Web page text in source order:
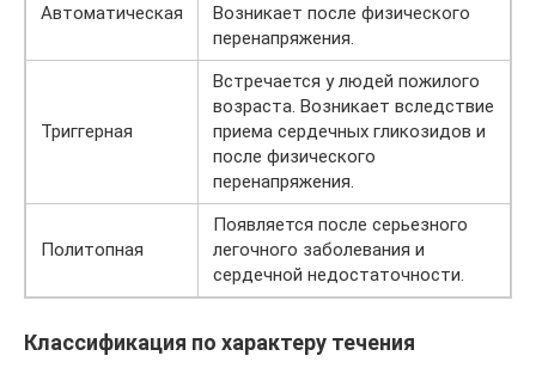
Автоматическая
Возникает после физического
перенапряжения.
Триггерная
Встречается у людей пожилого
возраста. Возникает вследствие
приема сердечных гликозидов и
после физического
перенапряжения.
Политопная
Появляется после серьезного
легочного заболевания и
сердечной недостаточности.
Классификация по характеру течения